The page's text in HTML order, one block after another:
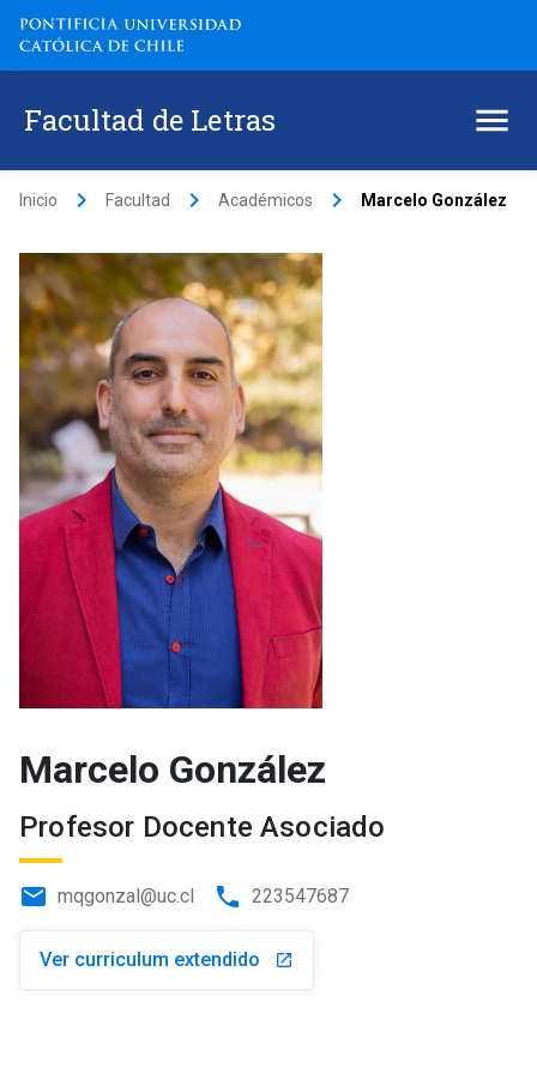
Facultad de Letras
Inicio keyboard_arrow_right Facultad keyboard_arrow_right Académicos keyboard_arrow_right Marcelo González
Marcelo González
Profesor Docente Asociado
email mqgonzal@uc.cl phone 223547687
Ver curriculum extendido launch